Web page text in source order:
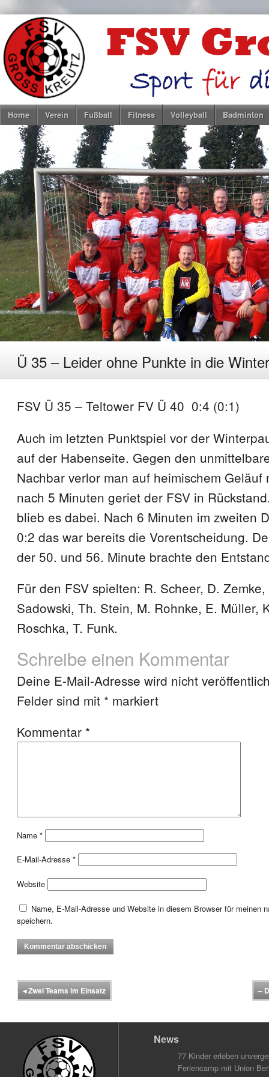
Home Verein Fußball Fitness Volleyball Badminton
Ü 35 – Leider ohne Punkte in die
FSV Ü 35 – Teltower FV Ü 40 0:4 (0:1)
Auch im letzten Punktspiel vor der
auf der Habenseite. Gegen den
Nachbar verlor man auf heimischem Geläuf
nach 5 Minuten geriet der FSV in
blieb es dabei. Nach 6 Minuten im zweiten
0:2 das war bereits die Vorentscheidung.
der 50. und 56. Minute brachte den
Für den FSV spielten: R. Scheer, D.
Sadowski, Th. Stein, M. Rohnke, E. Müller,
Roschka, T. Funk.
Schreibe einen Kommentar
Deine E-Mail-Adresse wird nicht
Felder sind mit * markiert
Kommentar *
Name *
E-Mail-Adresse *
Website
Name, E-Mail-Adresse und Website in diesem Browser für meinen
speichern.
◂Zwei Teams im Einsatz –
News
77 Kinder erleben
Feriencamp mit Union